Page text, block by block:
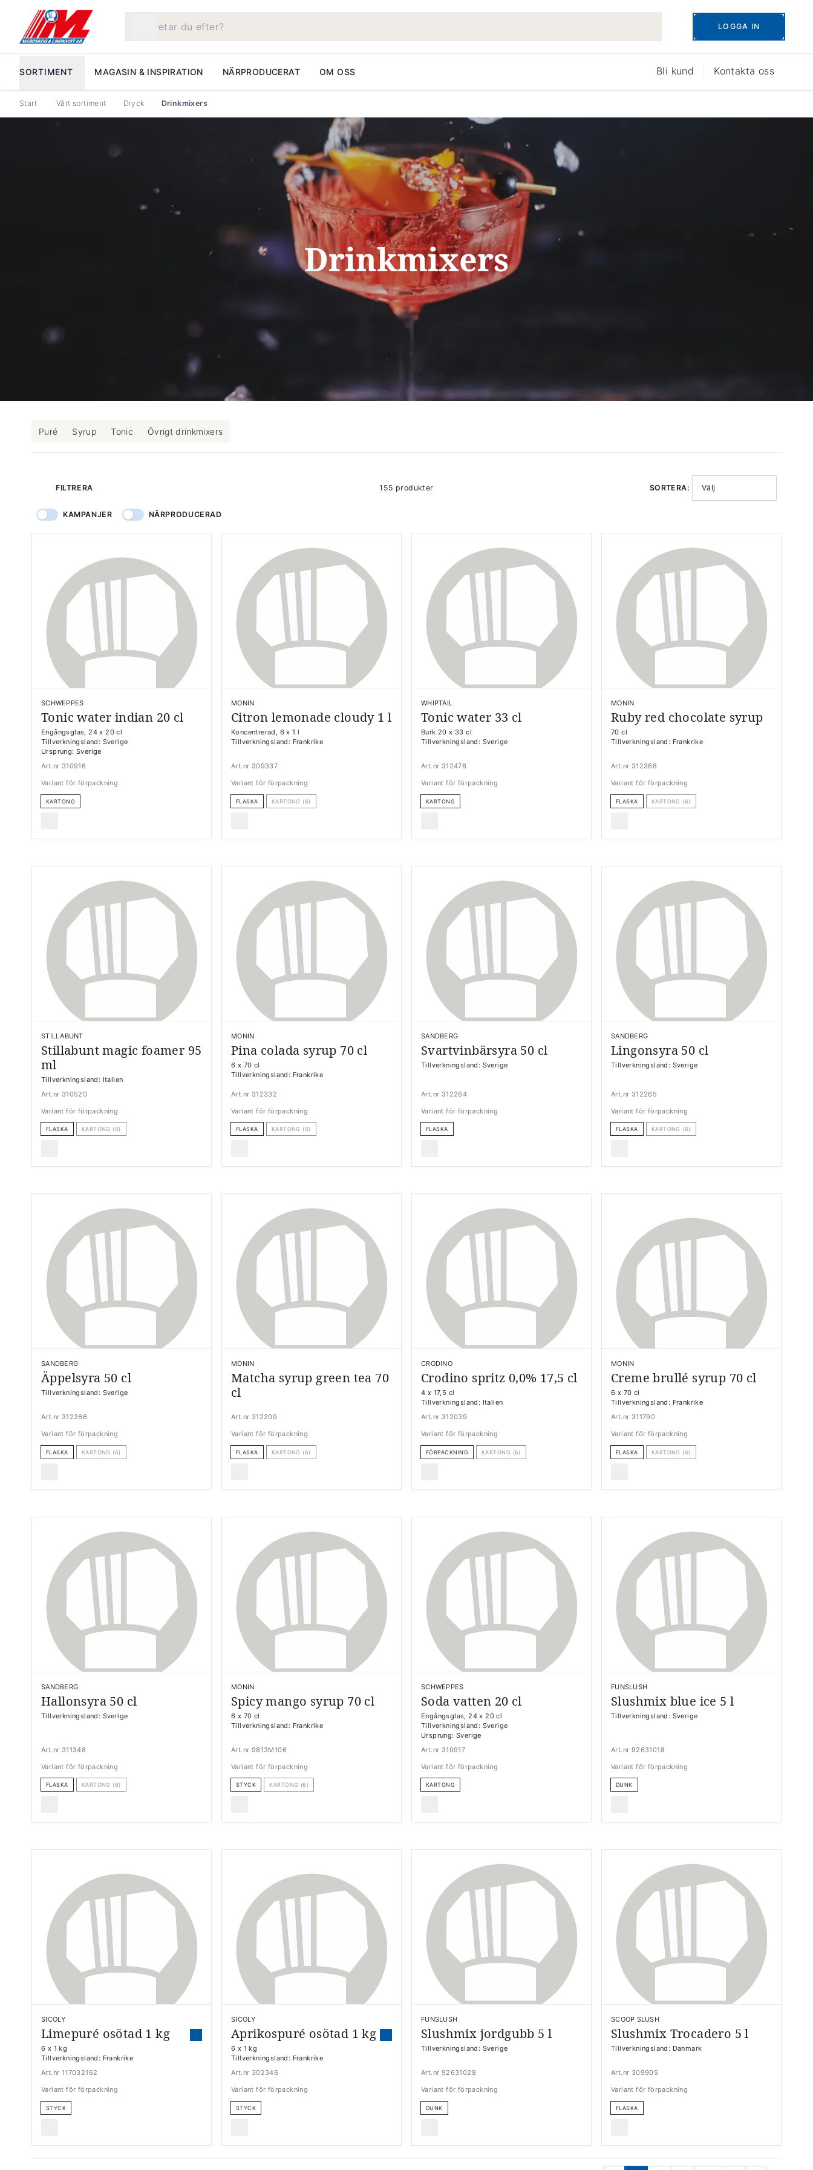
LOGGA IN
SORTIMENT MAGASIN & INSPIRATION NÄRPRODUCERAT OM OSS Bli kund Kontakta oss
Start Vårt sortiment Dryck Drinkmixers
Drinkmixers
Puré Syrup Tonic Övrigt drinkmixers
FILTRERA 155 produkter SORTERA: Välj
KAMPANJER NÄRPRODUCERAD
SCHWEPPES
Tonic water indian 20 cl
Engångsglas, 24 x 20 cl
Tillverkningsland: Sverige
Ursprung: Sverige
Art.nr 310916
Variant för förpackning
KARTONG
MONIN
Citron lemonade cloudy 1 l
Koncentrerad, 6 x 1 l
Tillverkningsland: Frankrike
Art.nr 309337
Variant för förpackning
FLASKA KARTONG (6)
WHIPTAIL
Tonic water 33 cl
Burk 20 x 33 cl
Tillverkningsland: Sverige
Art.nr 312476
Variant för förpackning
KARTONG
MONIN
Ruby red chocolate syrup
70 cl
Tillverkningsland: Frankrike
Art.nr 312368
Variant för förpackning
FLASKA KARTONG (6)
STILLABUNT
Stillabunt magic foamer 95
ml
Tillverkningsland: Italien
Art.nr 310520
Variant för förpackning
FLASKA KARTONG (6)
MONIN
Pina colada syrup 70 cl
6 x 70 cl
Tillverkningsland: Frankrike
Art.nr 312332
Variant för förpackning
FLASKA KARTONG (6)
SANDBERG
Svartvinbärsyra 50 cl
Tillverkningsland: Sverige
Art.nr 312264
Variant för förpackning
FLASKA
SANDBERG
Lingonsyra 50 cl
Tillverkningsland: Sverige
Art.nr 312265
Variant för förpackning
FLASKA KARTONG (6)
SANDBERG
Äppelsyra 50 cl
Tillverkningsland: Sverige
Art.nr 312266
Variant för förpackning
FLASKA KARTONG (6)
MONIN
Matcha syrup green tea 70
cl
Art.nr 312209
Variant för förpackning
FLASKA KARTONG (6)
CRODINO
Crodino spritz 0,0% 17,5 cl
4 x 17,5 cl
Tillverkningsland: Italien
Art.nr 312039
Variant för förpackning
FÖRPACKNING KARTONG (6)
MONIN
Creme brullé syrup 70 cl
6 x 70 cl
Tillverkningsland: Frankrike
Art.nr 311790
Variant för förpackning
FLASKA KARTONG (6)
SANDBERG
Hallonsyra 50 cl
Tillverkningsland: Sverige
Art.nr 311348
Variant för förpackning
FLASKA KARTONG (6)
MONIN
Spicy mango syrup 70 cl
6 x 70 cl
Tillverkningsland: Frankrike
Art.nr 9813M106
Variant för förpackning
STYCK KARTONG (6)
SCHWEPPES
Soda vatten 20 cl
Engångsglas, 24 x 20 cl
Tillverkningsland: Sverige
Ursprung: Sverige
Art.nr 310917
Variant för förpackning
KARTONG
FUNSLUSH
Slushmix blue ice 5 l
Tillverkningsland: Sverige
Art.nr 92631018
Variant för förpackning
DUNK
SICOLY
Limepuré osötad 1 kg
6 x 1 kg
Tillverkningsland: Frankrike
Art.nr 117032162
Variant för förpackning
STYCK
SICOLY
Aprikospuré osötad 1 kg
6 x 1 kg
Tillverkningsland: Frankrike
Art.nr 302346
Variant för förpackning
STYCK
FUNSLUSH
Slushmix jordgubb 5 l
Tillverkningsland: Sverige
Art.nr 92631028
Variant för förpackning
DUNK
SCOOP SLUSH
Slushmix Trocadero 5 l
Tillverkningsland: Danmark
Art.nr 309905
Variant för förpackning
FLASKA